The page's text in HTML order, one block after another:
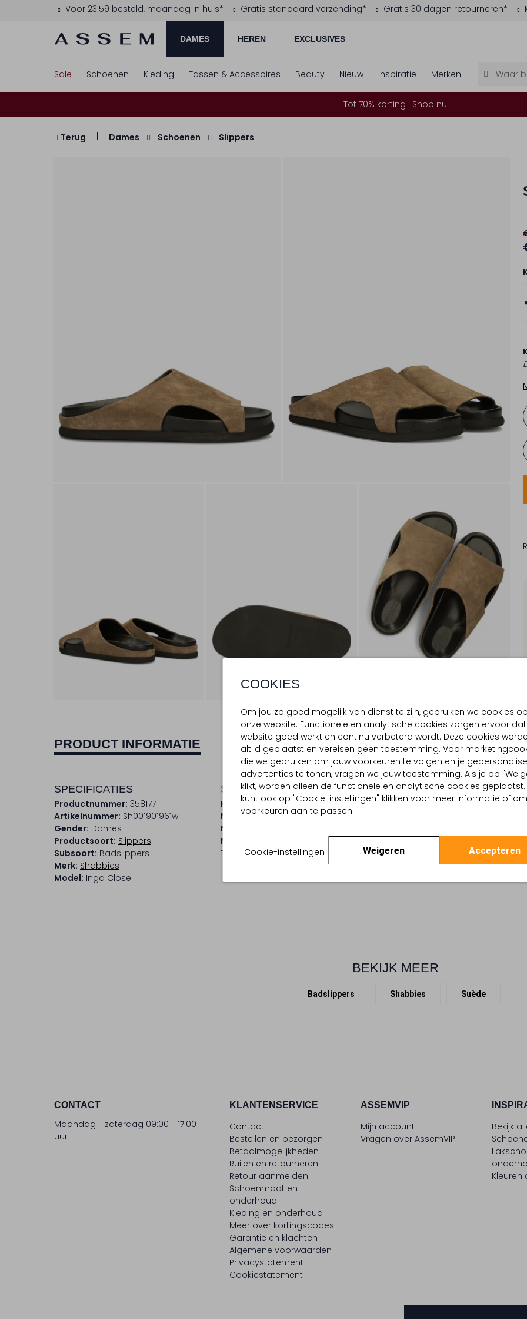
Voor 23:59 besteld, maandag in huis* Gratis standaard verzending* Gratis 30 dagen retourneren*
DAMES HEREN EXCLUSIVES
COOKIES
Om jou zo goed mogelijk van dienst te zijn, gebruiken we cookies op
onze website. Functionele en analytische cookies zorgen ervoor
website goed werkt en continu verbeterd wordt. Deze cookies
altijd geplaatst en vereisen geen toestemming. Voor
die we gebruiken om jouw voorkeuren te volgen en je
advertenties te tonen, vragen we jouw toestemming. Als je op
klikt, worden alleen de functionele en analytische cookies geplaatst.
kunt ook op "Cookie-instellingen" klikken voor meer informatie of
voorkeuren aan te passen.
Cookie-instellingen Weigeren Accepteren
Sale Schoenen Kleding Tassen & Accessoires Beauty Nieuw Inspiratie Merken
Tot 70% korting | Shop nu
Terug Dames Schoenen Slippers
PRODUCT INFORMATIE BEZORGEN & RETOURNEREN
SPECIFICATIES
Productnummer: 358177
Artikelnummer: Sh001901961w
Gender: Dames
Productsoort: Slippers
Subsoort: Badslippers
Merk: Shabbies
Model: Inga Close
SAMENSTELLING & PASVORM
Kleur: Taupe
Materiaal buitenkant: Suède
Materiaal binnenkant:
Materiaal zool:
Type neus: Ronde Neus
BEKIJK MEER
Badslippers Shabbies Suède
CONTACT
Maandag - zaterdag 09:00 - 17:00
uur
KLANTENSERVICE
Contact
Bestellen en bezorgen
Betaalmogelijkheden
Ruilen en retourneren
Retour aanmelden
Schoenmaat en
onderhoud
Kleding en onderhoud
Meer over kortingscodes
Garantie en klachten
Algemene voorwaarden
Privacystatement
Cookiestatement
ASSEMVIP
Mijn account
Vragen over AssemVIP
Bekijk